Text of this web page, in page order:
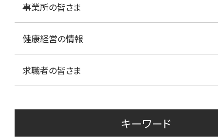
事業所の皆さま
健康経営の情報
求職者の皆さま
キーワード